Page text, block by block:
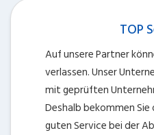
TOP
Auf unsere Partner
verlassen. Unser
mit geprüften
Deshalb bekommen
guten Service bei der